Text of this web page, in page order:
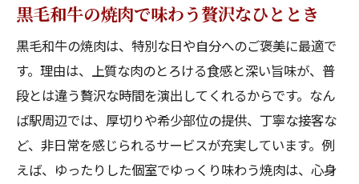
黒毛和牛の焼肉で味わう贅沢なひととき
黒毛和牛の焼肉は、特別な日や自分へのご褒美に最適で
す。理由は、上質な肉のとろける食感と深い旨味が、普
段とは違う贅沢な時間を演出してくれるからです。なん
ば駅周辺では、厚切りや希少部位の提供、丁寧な接客な
ど、非日常を感じられるサービスが充実しています。例
えば、ゆったりした個室でゆっくり味わう焼肉は、心身